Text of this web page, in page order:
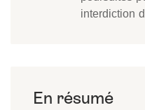
interdiction